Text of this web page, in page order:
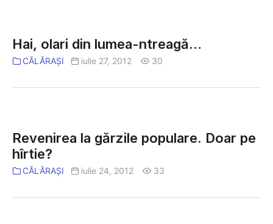
lucrează
trăită
Hogineşti
olari
din
ntreagă…
Hai, olari din lumea-ntreagă…
CĂLĂRAȘI iulie 27, 2012 30
la
gărzile
populare.
pe
Revenirea la gărzile populare. Doar pe
hîrtie?
CĂLĂRAȘI iulie 24, 2012 33